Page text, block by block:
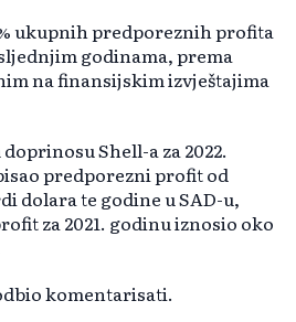
ukupnih predporeznih profita
godinama, prema
na finansijskim izvještajima
Shell-a za 2022.
predporezni profit od
dolara te godine u SAD-u,
za 2021. godinu iznosio oko
komentarisati.